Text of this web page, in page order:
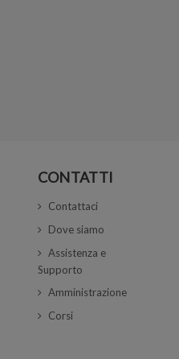
CONTATTI
Contattaci
Dove siamo
Assistenza e
Supporto
Amministrazione
Corsi